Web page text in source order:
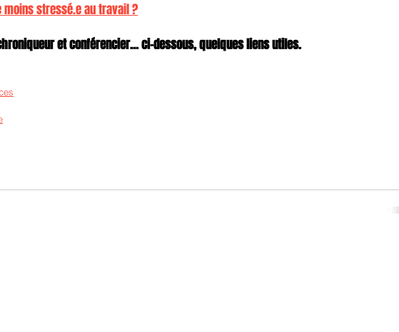
moins stressé.e au travail ?
et conférencier... ci-dessous, quelques liens utiles.